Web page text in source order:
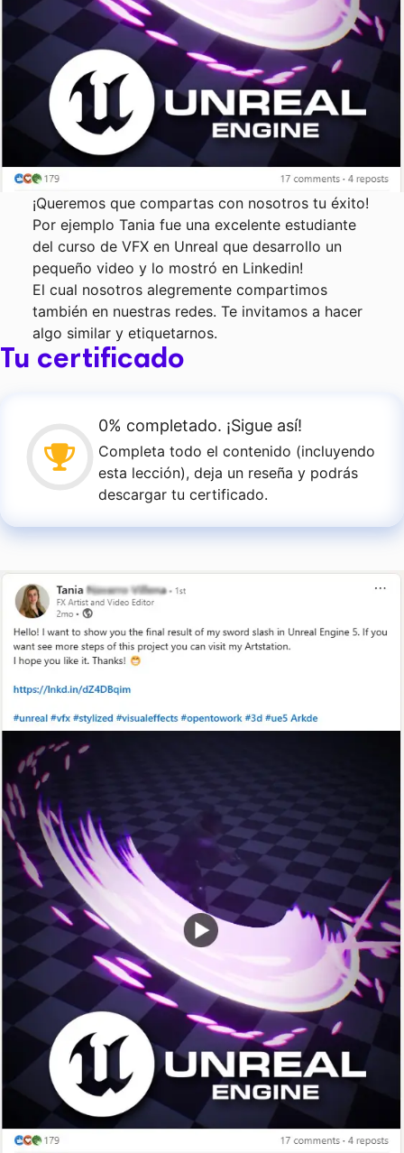
¡Queremos que compartas con nosotros tu éxito!
Por ejemplo Tania fue una excelente estudiante
del curso de VFX en Unreal que desarrollo un
pequeño video y lo mostró en Linkedin!
El cual nosotros alegremente compartimos
también en nuestras redes. Te invitamos a hacer
algo similar y etiquetarnos.
Tu certificado
0% completado. ¡Sigue así!
Completa todo el contenido (incluyendo
esta lección), deja un reseña y podrás
descargar tu certificado.